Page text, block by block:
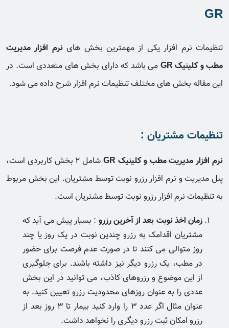
GR
تنظیمات نرم افزار یکی از مهمترین بخش هاینرم افزار مدیریت
مطب و کلینیک GR
می باشد که دارای بخش های متعددی است. در
این مقاله بخش های مختلف تنظیمات نرم افزار شرح داده می شود.
تنظیمات مشتریان :
نرم افزار مدیریت مطب و کلینیک GR
شامل 2 بخش کاربردی است،
پنل مدیریت و نرم افزار رزرو نوبت توسط مشتریان. این بخش مربوط
به تنظیمات نرم افزار رزرو نوبت توسط مشتریان است.
زمان اخذ نوبت بعد از آخرین رزرو : بسیار پیش می آید که
مشتریان اقدامک به رزرو چندین نوبت در یک روز یا چند
روز متوالی می کنند تا در صورت عدم فرصت برای حضور
در مطب، یک رزرو دیگر نیز داشته باشند. برای جلوگیری
از این موضوع و رزروهای کاذب، می توانید در این بخش
عددی را به عنوان روزهای محدودیت رزرو تعیین کنید. به
عنوان مثال اگر عدد 3 را وارد کنید بیمار تا 3 روز بعد از
رزرو امکان ثبت رزرو دیگری را نخواهد داشت.